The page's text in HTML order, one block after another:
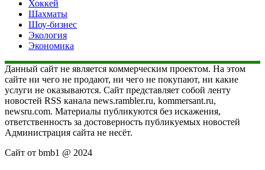
Хоккей
Шахматы
Шоу-бизнес
Экология
Экономика
Данный сайт не является коммерческим проектом. На этом
сайте ни чего не продают, ни чего не покупают, ни какие
услуги не оказываются. Сайт представляет собой ленту
новостей RSS канала news.rambler.ru, kommersant.ru,
newsru.com. Материалы публикуются без искажения,
ответственность за достоверность публикуемых новостей
Администрация сайта не несёт.
Сайт от bmb1 @ 2024